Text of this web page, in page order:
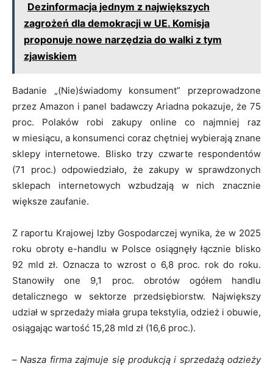
Dezinformacja jednym z największych
zagrożeń dla demokracji w UE. Komisja
proponuje nowe narzędzia do walki z tym
zjawiskiem
Badanie „(Nie)świadomy konsument” przeprowadzone
przez Amazon i panel badawczy Ariadna pokazuje, że 75
proc. Polaków robi zakupy online co najmniej raz
w miesiącu, a konsumenci coraz chętniej wybierają znane
sklepy internetowe. Blisko trzy czwarte respondentów
(71 proc.) odpowiedziało, że zakupy w sprawdzonych
sklepach internetowych wzbudzają w nich znacznie
większe zaufanie.
Z raportu Krajowej Izby Gospodarczej wynika, że w 2025
roku obroty e-handlu w Polsce osiągnęły łącznie blisko
92 mld zł. Oznacza to wzrost o 6,8 proc. rok do roku.
Stanowiły one 9,1 proc. obrotów ogółem handlu
detalicznego w sektorze przedsiębiorstw. Największy
udział w sprzedaży miała grupa tekstylia, odzież i obuwie,
osiągając wartość 15,28 mld zł (16,6 proc.).
–Nasza firma zajmuje się produkcją i sprzedażą odzieży